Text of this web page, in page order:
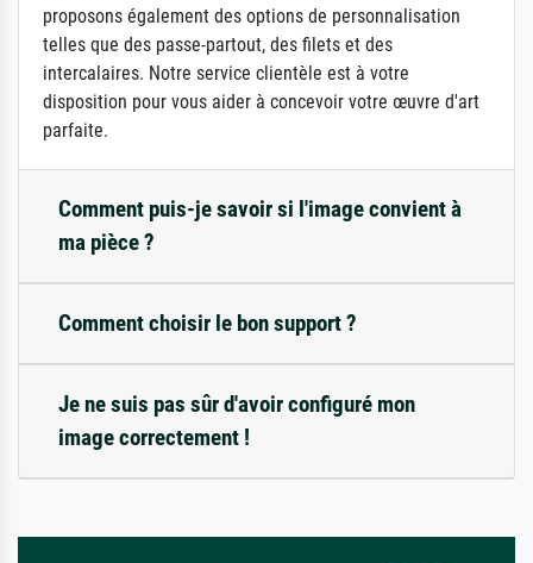
proposons également des options de personnalisation
telles que des passe-partout, des filets et des
intercalaires. Notre service clientèle est à votre
disposition pour vous aider à concevoir votre œuvre d'art
parfaite.
Comment puis-je savoir si l'image convient à
ma pièce ?
Comment choisir le bon support ?
Je ne suis pas sûr d'avoir configuré mon
image correctement !